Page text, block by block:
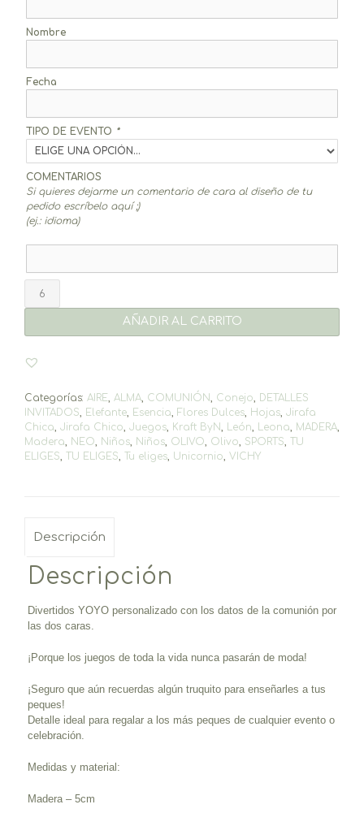
Nombre
Fecha
TIPO DE EVENTO *
COMENTARIOS
Si quieres dejarme un comentario de cara al diseño de tu
pedido escríbelo aquí ;)
(ej.: idioma)
(elige
AÑADIR AL CARRITO
Categorías: AIRE, ALMA, COMUNIÓN, Conejo, DETALLES
INVITADOS, Elefante, Esencia, Flores Dulces, Hojas, Jirafa
Chica, Jirafa Chico, Juegos, Kraft ByN, León, Leona, MADERA,
Madera, NEO, Niños, Niños, OLIVO, Olivo, SPORTS,
TU
ELIGES, TU ELIGES, Tu eliges, Unicornio, VICHY
Descripción
Descripción
Divertidos YOYO personalizado con los datos de la comunión por
las dos caras.
¡Porque los juegos de toda la vida nunca pasarán de moda!
¡Seguro que aún recuerdas algún truquito para enseñarles a tus
peques!
Detalle ideal para regalar a los más peques de cualquier evento o
celebración.
Medidas y material:
Madera – 5cm